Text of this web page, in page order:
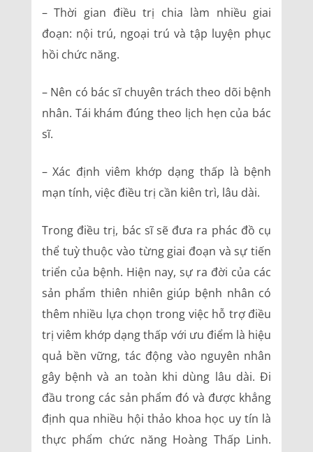
– Thời gian điều trị chia làm nhiều giai
đoạn: nội trú, ngoại trú và tập luyện phục
hồi chức năng.
– Nên có bác sĩ chuyên trách theo dõi bệnh
nhân. Tái khám đúng theo lịch hẹn của bác
sĩ.
– Xác định viêm khớp dạng thấp là bệnh
mạn tính, việc điều trị cần kiên trì, lâu dài.
Trong điều trị, bác sĩ sẽ đưa ra phác đồ cụ
thể tuỳ thuộc vào từng giai đoạn và sự tiến
triển của bệnh. Hiện nay, sự ra đời của các
sản phẩm thiên nhiên giúp bệnh nhân có
thêm nhiều lựa chọn trong việc hỗ trợ điều
trị viêm khớp dạng thấp với ưu điểm là hiệu
quả bền vững, tác động vào nguyên nhân
gây bệnh và an toàn khi dùng lâu dài. Đi
đầu trong các sản phẩm đó và được khẳng
định qua nhiều hội thảo khoa học uy tín là
thực phẩm chức năng Hoàng Thấp Linh.